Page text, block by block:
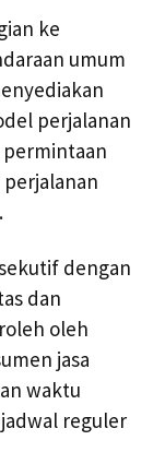
ke
umum
perjalanan
dengan
dan
oleh
jasa
waktu
reguler